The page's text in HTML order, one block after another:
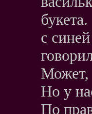
с
Может,
Но у
По